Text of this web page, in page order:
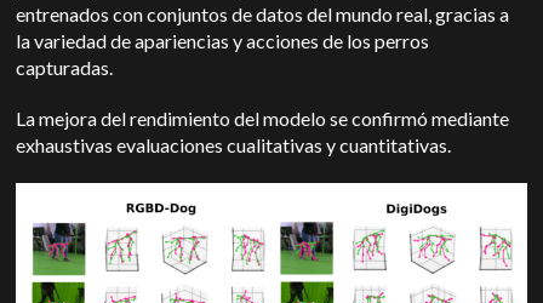
entrenados con conjuntos de datos del mundo real, gracias a
la variedad de apariencias y acciones de los perros
capturadas.
La mejora del rendimiento del modelo se confirmó mediante
exhaustivas evaluaciones cualitativas y cuantitativas.